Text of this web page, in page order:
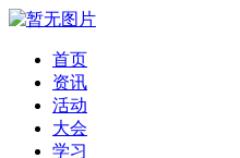
首页
资讯
活动
大会
学习